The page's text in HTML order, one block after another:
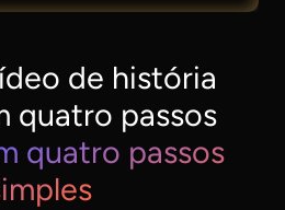
de história
quatro passos
quatro passos